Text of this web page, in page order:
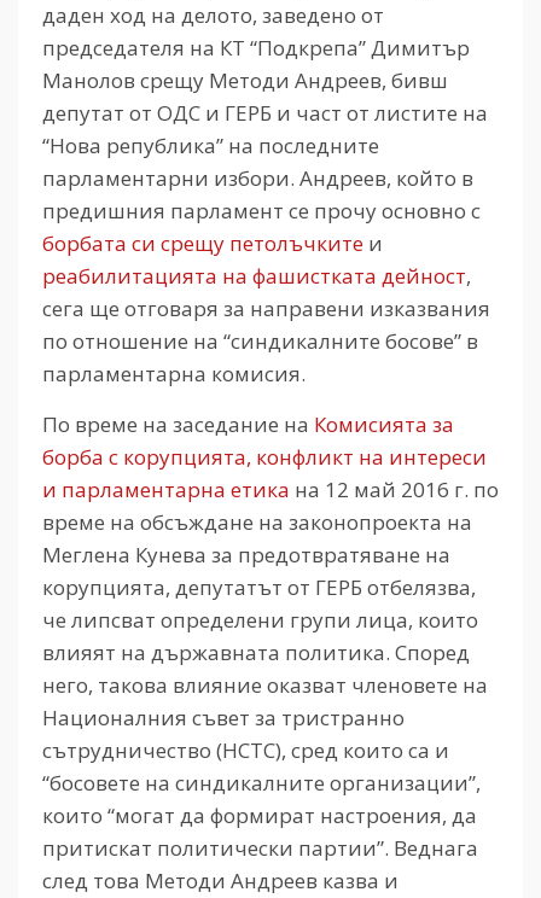
даден ход на делото, заведено от
председателя на КТ “Подкрепа” Димитър
Манолов срещу Методи Андреев, бивш
депутат от ОДС и ГЕРБ и част от листите на
“Нова република” на последните
парламентарни избори. Андреев, който в
предишния парламент се прочу основно с
борбата си срещу петолъчките и
реабилитацията на фашистката дейност,
сега ще отговаря за направени изказвания
по отношение на “синдикалните босове” в
парламентарна комисия.
По време на заседание на Комисията за
борба с корупцията, конфликт на интереси
и парламентарна етика на 12 май 2016 г. по
време на обсъждане на законопроекта на
Меглена Кунева за предотвратяване на
корупцията, депутатът от ГЕРБ отбелязва,
че липсват определени групи лица, които
влияят на държавната политика. Според
него, такова влияние оказват членовете на
Националния съвет за тристранно
сътрудничество (НСТС), сред които са и
“босовете на синдикалните организации”,
които “могат да формират настроения, да
притискат политически партии”. Веднага
след това Методи Андреев казва и